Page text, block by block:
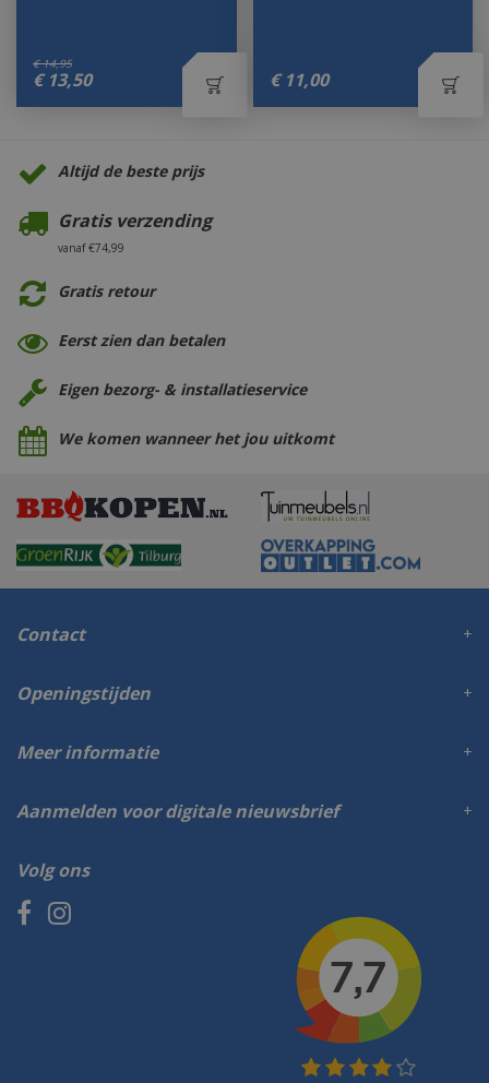
€ 14,95
€ 13,50 € 11,00
Altijd de beste prijs
Gratis verzending
vanaf €74,99
Gratis retour
Eerst zien dan betalen
Eigen bezorg- & installatieservice
We komen wanneer het jou uitkomt
Contact
Volg ons
Openingstijden
Meer informatie
Aanmelden voor digitale nieuwsbrief